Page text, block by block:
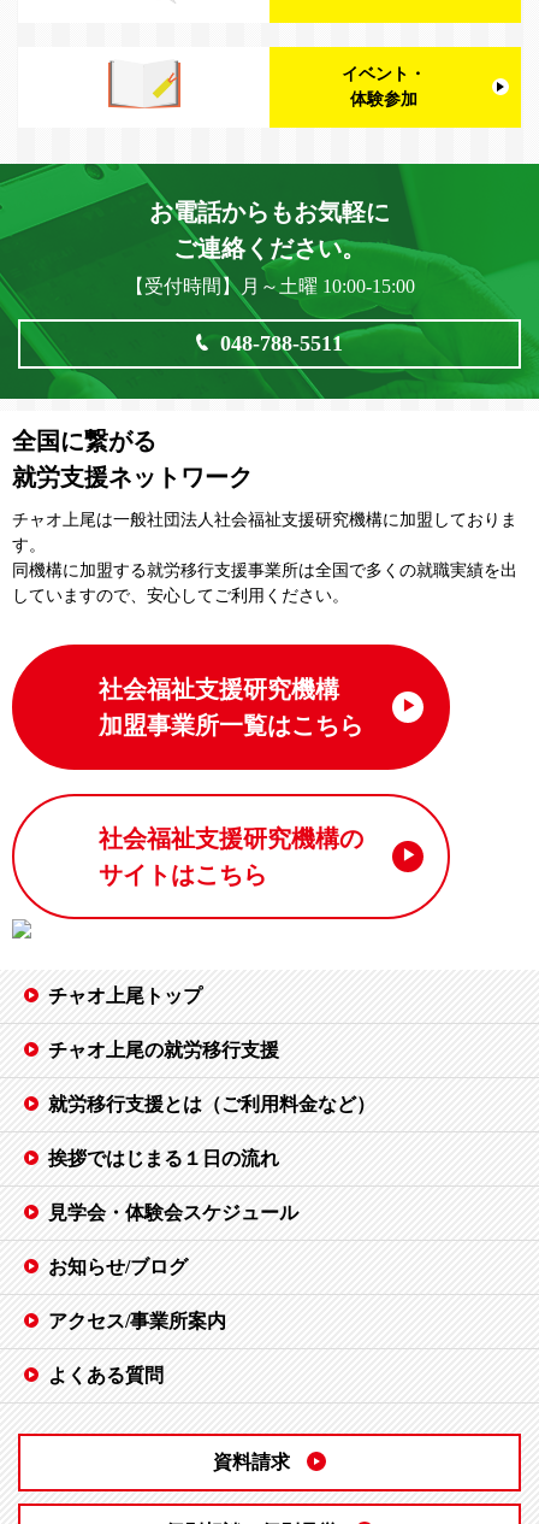
イベント・
体験参加
お電話からもお気軽に
ご連絡ください。
【受付時間】月～土曜 10:00-15:00
048-788-5511
全国に繋がる
就労支援ネットワーク
チャオ上尾は一般社団法⼈社会福祉⽀援研究機構に加盟しておりま
す。
同機構に加盟する就労移⾏⽀援事業所は全国で多くの就職実績を出
していますので、安⼼してご利⽤ください。
社会福祉支援研究機構
加盟事業所一覧はこちら
社会福祉支援研究機構の
サイトはこちら
チャオ上尾トップ
チャオ上尾の就労移行支援
就労移行支援とは（ご利用料金など）
挨拶ではじまる１日の流れ
見学会・体験会スケジュール
お知らせ/ブログ
アクセス/事業所案内
よくある質問
資料請求